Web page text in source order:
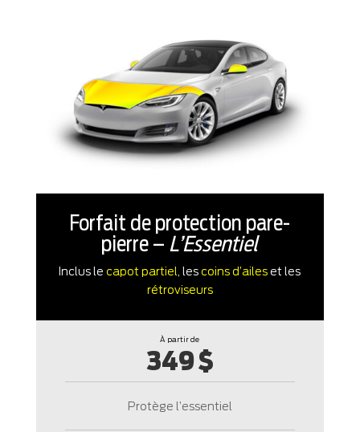
Forfait de protection pare-
pierre – L’Essentiel
Inclus le capot partiel, les coins d’ailes et les
rétroviseurs
À partir de
349 $
Protège l’essentiel